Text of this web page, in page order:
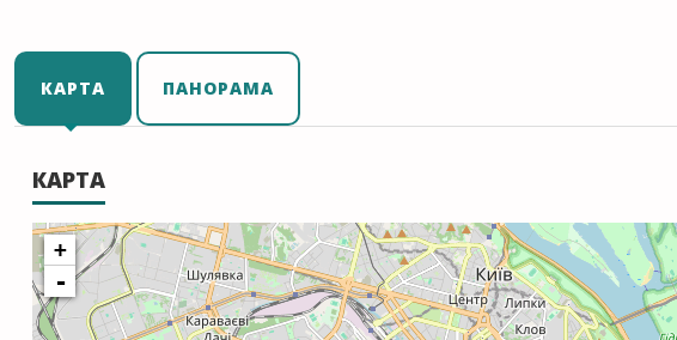
КАРТА ПАНОРАМА
КАРТА
+
-